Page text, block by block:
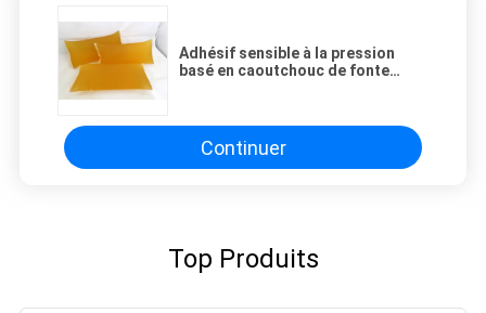
Adhésif sensible à la pression
basé en caoutchouc de fonte
de label
Continuer
Top Produits